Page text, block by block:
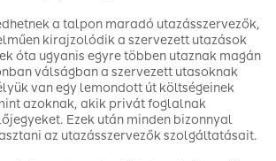
a talpon maradó utazásszervezők,
kirajzolódik a szervezett utazások
óta ugyanis egyre többen utaznak magán
válságban a szervezett utasoknak
van egy lemondott út költségeinek
azoknak, akik privát foglalnak
Ezek után minden bizonnyal
az utazásszervezők szolgáltatásait.